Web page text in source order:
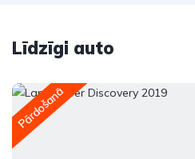
Līdzīgi auto
Pārdošanā